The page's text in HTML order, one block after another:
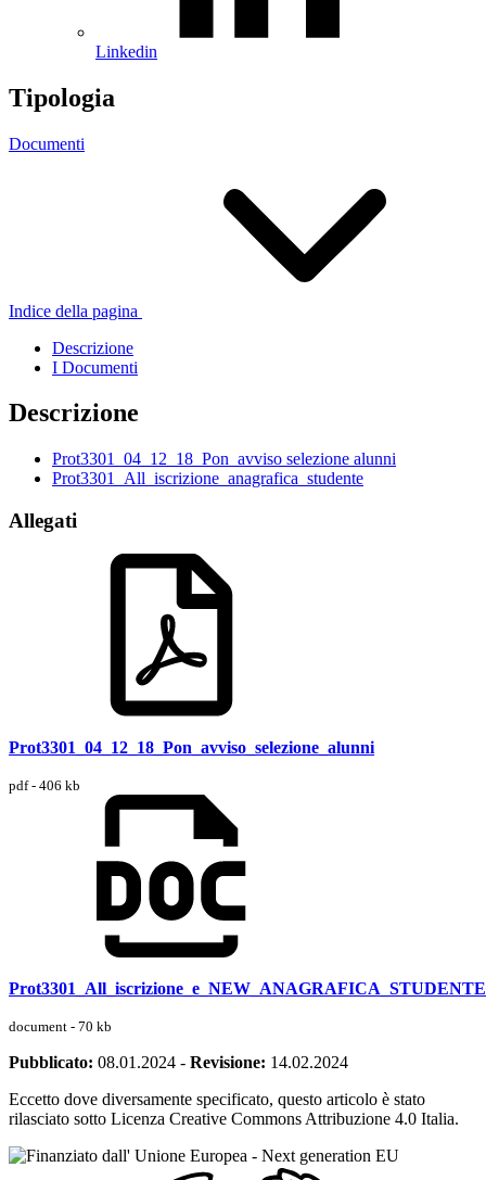
Linkedin
Tipologia
Documenti
Indice della pagina
Descrizione
I Documenti
Descrizione
Prot3301_04_12_18_Pon_avviso selezione alunni
Prot3301_All_iscrizione_anagrafica_studente
Allegati
Prot3301_04_12_18_Pon_avviso_selezione_alunni
pdf - 406 kb
Prot3301_All_iscrizione_e_NEW_ANAGRAFICA_STUDENTE
document - 70 kb
Pubblicato: 08.01.2024 - Revisione: 14.02.2024
Eccetto dove diversamente specificato, questo articolo è stato
rilasciato sotto Licenza Creative Commons Attribuzione 4.0 Italia.